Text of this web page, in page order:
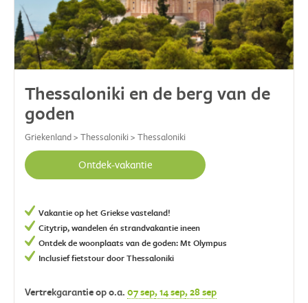
Thessaloniki en de berg van de
goden
Griekenland > Thessaloniki > Thessaloniki
Ontdek-vakantie
Vakantie op het Griekse vasteland!
Citytrip, wandelen én strandvakantie ineen
Ontdek de woonplaats van de goden: Mt Olympus
Inclusief fietstour door Thessaloniki
Vertrekgarantie op o.a. 07 sep, 14 sep, 28 sep